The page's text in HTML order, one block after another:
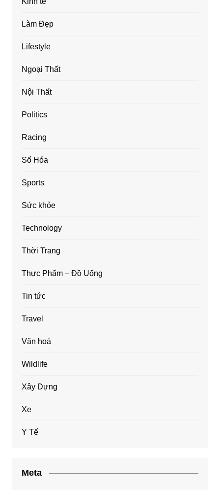
Làm Đẹp
Lifestyle
Ngoại Thất
Nội Thất
Politics
Racing
Số Hóa
Sports
Sức khỏe
Technology
Thời Trang
Thực Phẩm – Đồ Uống
Tin tức
Travel
Văn hoá
Wildlife
Xây Dựng
Xe
Y Tế
Meta